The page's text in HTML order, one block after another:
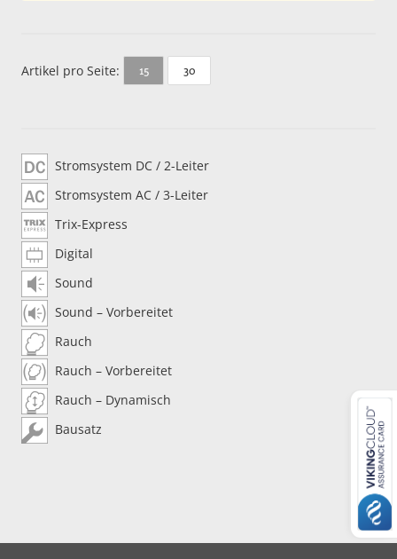
Artikel pro Seite: 15 30
Stromsystem DC / 2-Leiter
Stromsystem AC / 3-Leiter
Trix-Express
Digital
Sound
Sound – Vorbereitet
Rauch
Rauch – Vorbereitet
Rauch – Dynamisch
Bausatz